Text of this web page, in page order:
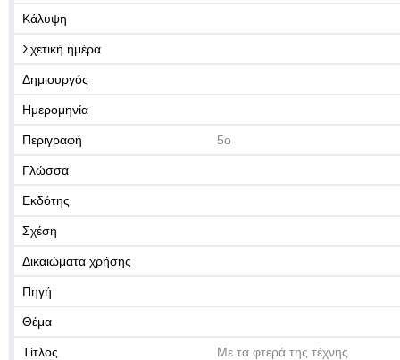
Κάλυψη
Σχετική ημέρα
Δημιουργός
Ημερομηνία
Περιγραφή 5ο
Γλώσσα
Εκδότης
Σχέση
Δικαιώματα χρήσης
Πηγή
Θέμα
Τίτλος Με τα φτερά της τέχνης